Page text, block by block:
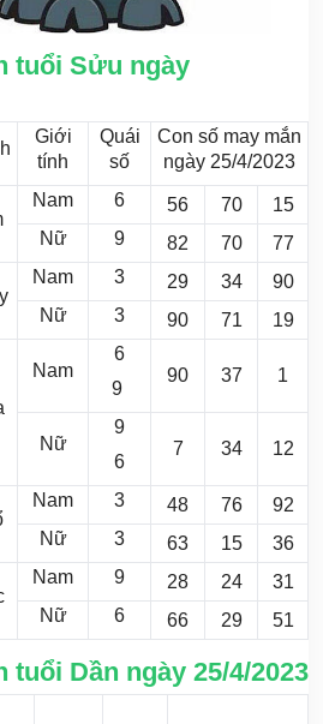
tuổi Sửu ngày
Giới
tính
Quái
số
Con số may mắn
ngày 25/4/2023
Nam 6 56 70
15
Nữ
9 82 70 77
Nam 3 29 34
90
Nữ
3 90 71 19
Nam
6
9
90 37 1
Nữ
9
6
7 34 12
Nam 3 48 76
92
Nữ
3 63 15 36
Nam 9 28 24
31
Nữ
6 66 29 51
tuổi Dần ngày 25/4/2023